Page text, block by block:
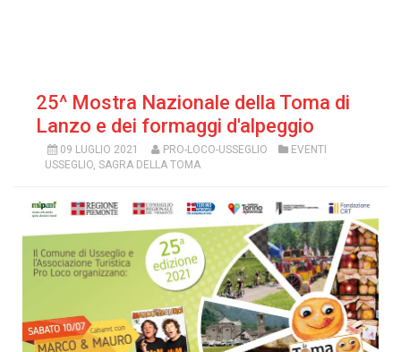
25^ Mostra Nazionale della Toma di
Lanzo e dei formaggi d'alpeggio
09 LUGLIO 2021 PRO-LOCO-USSEGLIO
EVENTI
USSEGLIO SAGRA DELLA TOMA